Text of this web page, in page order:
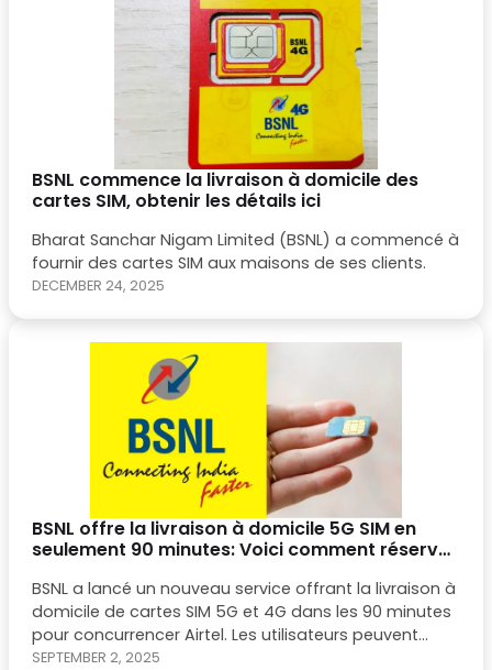
BSNL commence la livraison à domicile des
cartes SIM, obtenir les détails ici
Bharat Sanchar Nigam Limited (BSNL) a commencé à
fournir des cartes SIM aux maisons de ses clients.
DECEMBER 24, 2025
BSNL offre la livraison à domicile 5G SIM en
seulement 90 minutes: Voici comment réserver
BSNL a lancé un nouveau service offrant la livraison à
domicile de cartes SIM 5G et 4G dans les 90 minutes
pour concurrencer Airtel. Les utilisateurs peuvent
facilement réserver une carte SIM BSNL en ligne via
SEPTEMBER 2, 2025